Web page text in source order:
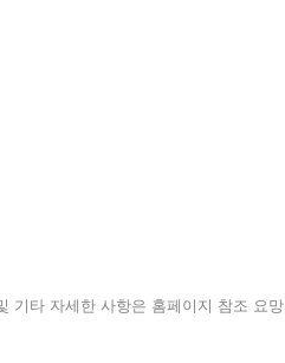
기타 자세한 사항은 홈페이지 참조 요망